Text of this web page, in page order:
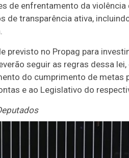
de enfrentamento da
de transparência ativa,
previsto no Propag para
seguir as regras dessa
do cumprimento de metas
e ao Legislativo do